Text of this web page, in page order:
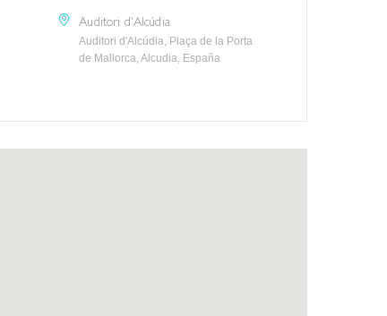
Auditori d'Alcúdia
Auditori d'Alcúdia, Plaça de la Porta
de Mallorca, Alcudia, España